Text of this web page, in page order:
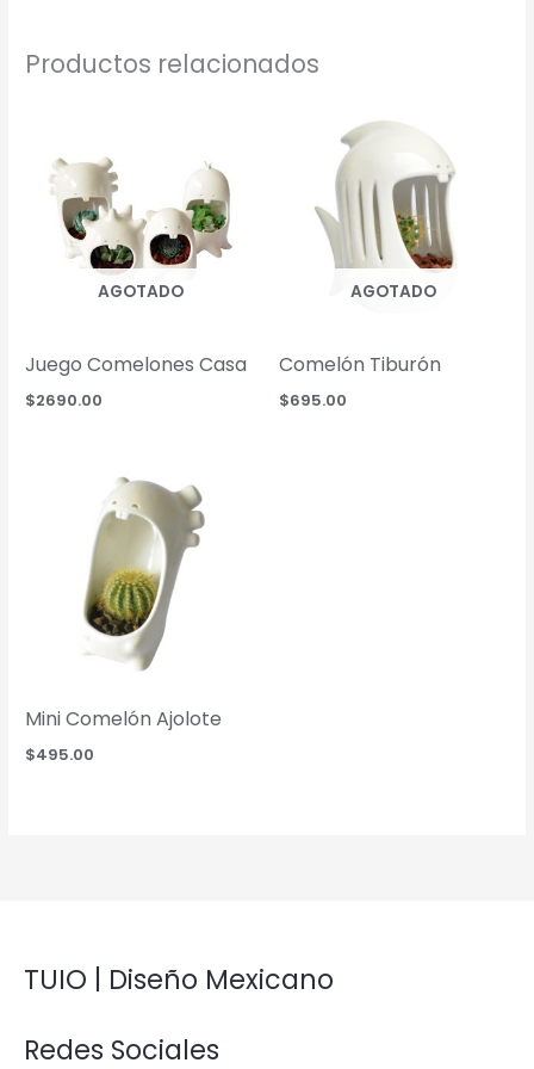
Productos relacionados
AGOTADO
Juego Comelones Casa
$2690.00
AGOTADO
Comelón Tiburón
$695.00
Mini Comelón Ajolote
$495.00
TUIO | Diseño Mexicano
Redes Sociales